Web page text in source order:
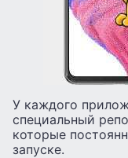
У каждого
специальный
которые
запуске.